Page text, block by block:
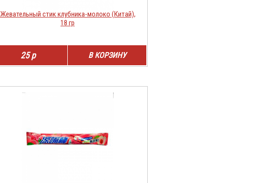
Жевательный стик клубника-молоко (Китай),
18 гр
25 р В КОРЗИНУ